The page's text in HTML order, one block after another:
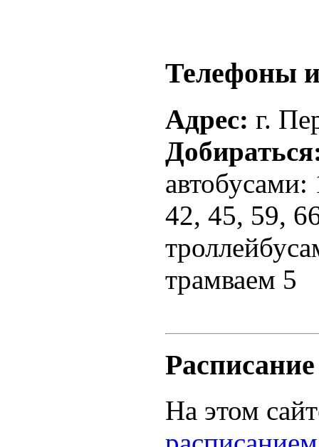
Телефоны и
Адрес: г.
42, 45, 59,
трамваем 5
На этом